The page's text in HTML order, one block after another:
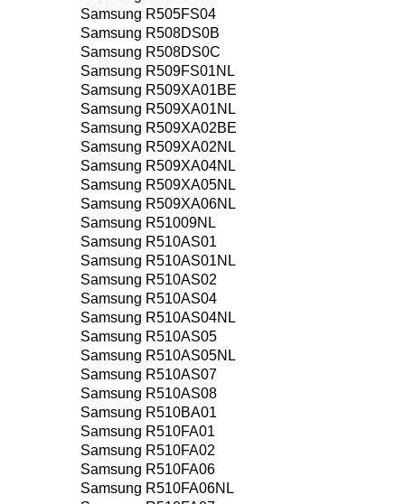
Samsung R505FS04
Samsung R508DS0B
Samsung R508DS0C
Samsung R509FS01NL
Samsung R509XA01BE
Samsung R509XA01NL
Samsung R509XA02BE
Samsung R509XA02NL
Samsung R509XA04NL
Samsung R509XA05NL
Samsung R509XA06NL
Samsung R51009NL
Samsung R510AS01
Samsung R510AS01NL
Samsung R510AS02
Samsung R510AS04
Samsung R510AS04NL
Samsung R510AS05
Samsung R510AS05NL
Samsung R510AS07
Samsung R510AS08
Samsung R510BA01
Samsung R510FA01
Samsung R510FA02
Samsung R510FA06
Samsung R510FA06NL